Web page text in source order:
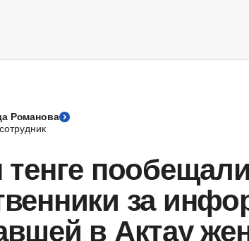
Романова
за
в Актау